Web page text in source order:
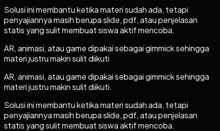
Solusi ini membantu ketika materi sudah ada, tetapi
penyajiannya masih berupa slide, pdf, atau penjelasan
statis yang sulit membuat siswa aktif mencoba.
AR, animasi, atau game dipakai sebagai gimmick sehingga
materi justru makin sulit diikuti
AR, animasi, atau game dipakai sebagai gimmick sehingga
materi justru makin sulit diikuti.
Solusi ini membantu ketika materi sudah ada, tetapi
penyajiannya masih berupa slide, pdf, atau penjelasan
statis yang sulit membuat siswa aktif mencoba.